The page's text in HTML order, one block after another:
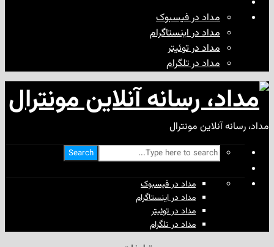
مداد در فیسبوک
مداد در اینستاگرام
مداد در توئیتر
مداد در تلگرام
مونترال
Search
مداد در فیسبوک
مداد در اینستاگرام
مداد در توئیتر
مداد در تلگرام